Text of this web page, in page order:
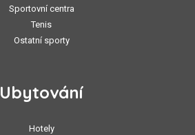
Sportovní centra
Tenis
Ostatní sporty
Ubytování
Hotely